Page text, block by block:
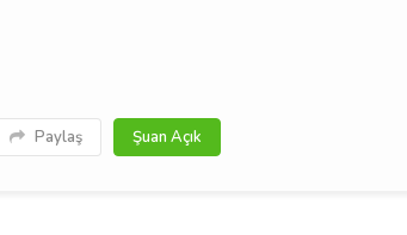
Paylaş Şuan Açık